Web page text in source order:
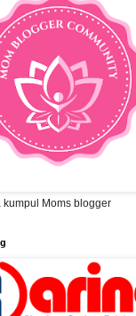
kumpul Moms blogger